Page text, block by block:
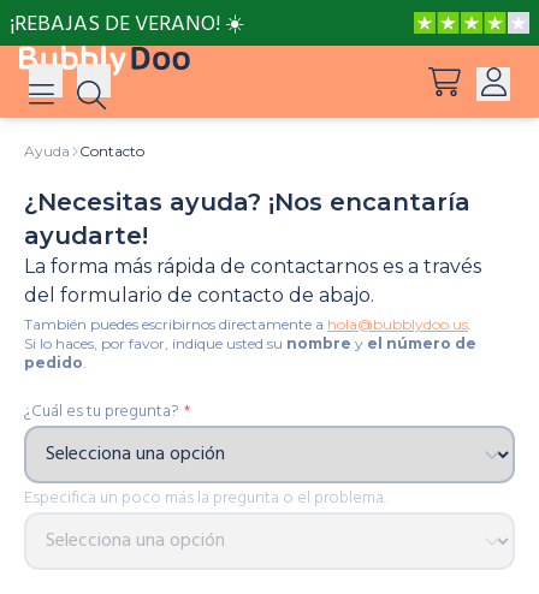
¡REBAJAS DE VERANO! ☀️
Sugerencias Ver todos los productos
CoComelon: Las ruedas del autobús
Dino en la casa
Un día maravilloso con Hello Kitty
¡Eres el mejor, Papá!
Ayuda Contacto
¿Necesitas ayuda? ¡Nos encantaría
ayudarte!
La forma más rápida de contactarnos es a través
del formulario de contacto de abajo.
También puedes escribirnos directamente a hola@bubblydoo.us.
Si lo haces, por favor, indique usted su nombre y el número de
pedido.
¿Cuál es tu pregunta? *
Especifica un poco más la pregunta o el problema.